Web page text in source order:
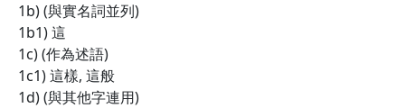
1b) (與實名詞並列)
1b1) 這
1c) (作為述語)
1c1) 這樣, 這般
1d) (與其他字連用)